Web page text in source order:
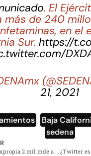
. El
más de 240
en el
Sur. https://
21, 2021
Baja
sedena
Andorra expropia 2 mil mde a 23 mexicanos